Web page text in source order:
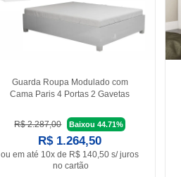
Guarda Roupa Modulado com
Cama Paris 4 Portas 2 Gavetas
R$ 2.287,00 Baixou 44.71%
R$ 1.264,50
ou em até 10x de R$ 140,50 s/ juros
no cartão